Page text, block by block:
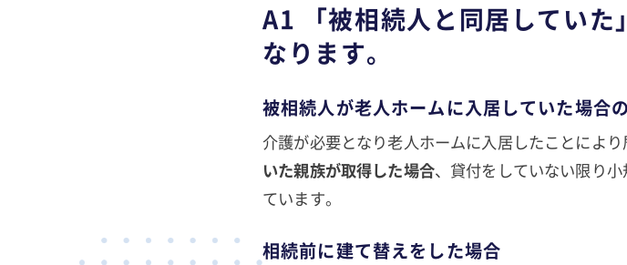
A1 「被相続人と同居してい
なります。
被相続人が老人ホームに入居していた場合
介護が必要となり老人ホームに入居したことによ
いた親族が取得した場合、貸付をしていない限り
ています。
相続前に建て替えをした場合